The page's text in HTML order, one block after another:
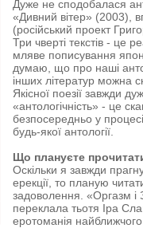
Дуже не сподобалася
«Дивний вітер» (2003),
(російський проект
Три чверті текстів - це
мляве пописування
думаю, що про наші
інших літератур можна
Якісної поезії завжди
«антологічність» - це
безпосередньо у
будь-якої антології.
Що плануєте
Оскільки я завжди
ерекції, то планую
задоволення. «Оргазм
переклала тьотя Іра
еротоманія